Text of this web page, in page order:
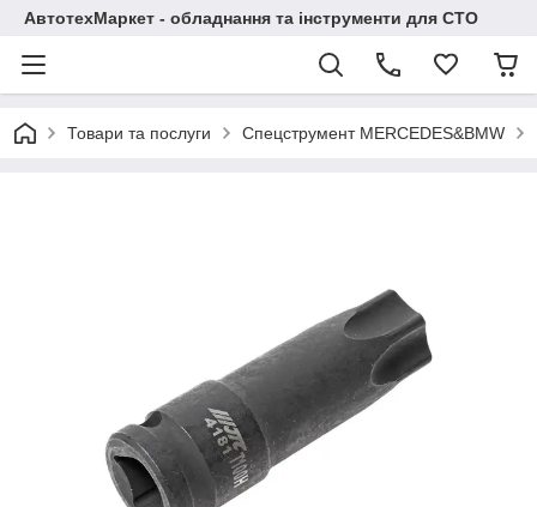
АвтотехМаркет - обладнання та інструменти для СТО
Товари та послуги Спецструмент MERCEDES&BMW